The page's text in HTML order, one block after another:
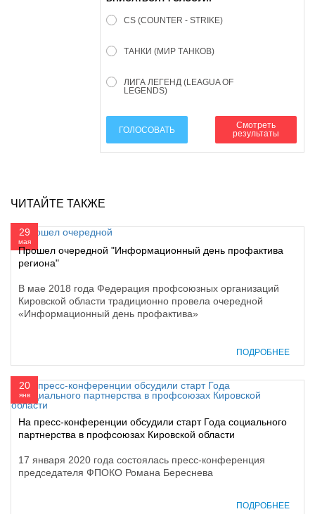
CS (COUNTER - STRIKE)
ТАНКИ (МИР ТАНКОВ)
ЛИГА ЛЕГЕНД (LEAGUA OF
LEGENDS)
ГОЛОСОВАТЬ
Смотреть
результаты
ЧИТАЙТЕ ТАКЖЕ
29
мая
Прошел очередной "Информационный день профактива
региона"
В мае 2018 года Федерация профсоюзных организаций
Кировской области традиционно провела очередной
«Информационный день профактива»
ПОДРОБНЕЕ
20
янв
На пресс-конференции обсудили старт Года социального
партнерства в профсоюзах Кировской области
17 января 2020 года состоялась пресс-конференция
председателя ФПОКО Романа Береснева
ПОДРОБНЕЕ